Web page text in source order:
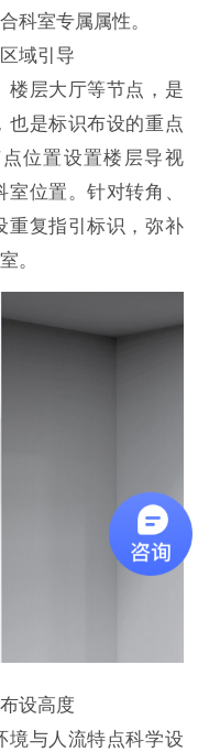
科室专属属性。
域引导
楼层大厅等节点，是
也是标识布设的重点
位置设置楼层导视
位置。针对转角、
重复指引标识，弥补
。
设高度
境与人流特点科学设